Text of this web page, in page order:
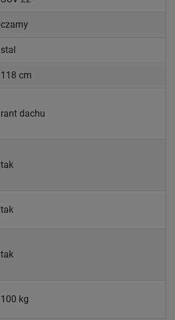
czarny
stal
118 cm
rant dachu
tak
tak
tak
100 kg